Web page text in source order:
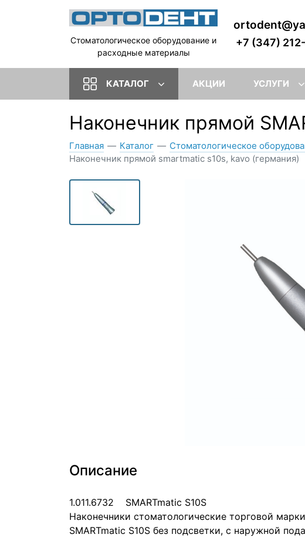
Стоматологическое оборудование и
расходные материалы
+7 (347)
КАТАЛОГ АКЦИИ УСЛУГИ
Наконечник прямой
Главная — Каталог — Стоматологическое
Наконечник прямой smartmatic s10s, kavo (германия)
Описание
1.011.6732 SMARTmatic S10S
Наконечники стоматологические торговой
SMARTmatic S10S без подсветки, с наружной